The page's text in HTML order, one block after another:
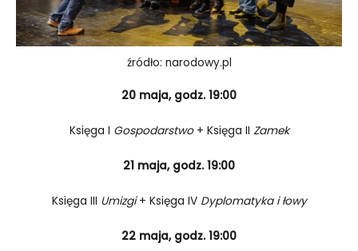
źródło: narodowy.pl
20 maja, godz. 19:00
Księga I Gospodarstwo+ Księga II Zamek
21 maja, godz. 19:00
Księga III Umizgi+ Księga IV Dyplomatyka i łowy
22 maja, godz. 19:00